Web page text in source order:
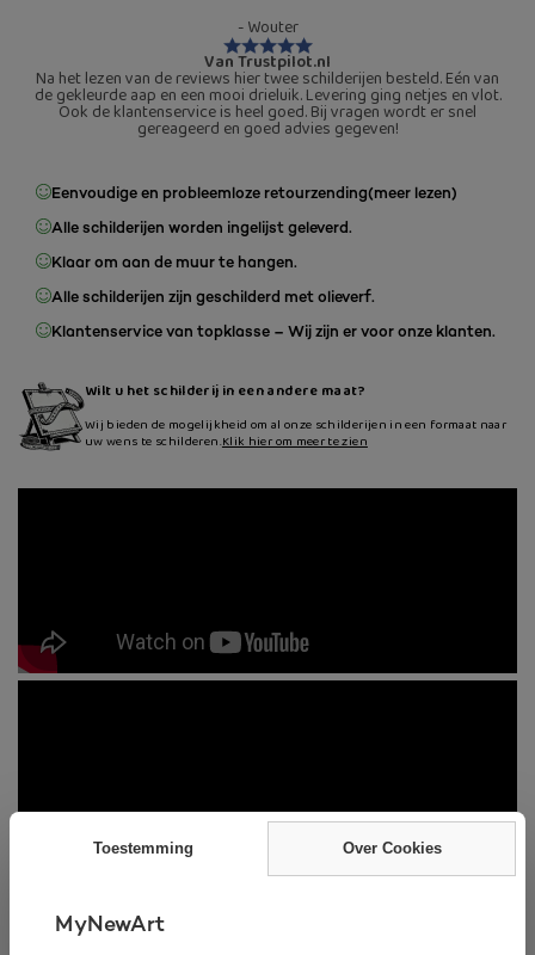
- Wouter
Van Trustpilot.nl
Na het lezen van de reviews hier twee schilderijen besteld. Eén van
de gekleurde aap en een mooi drieluik. Levering ging netjes en vlot.
Ook de klantenservice is heel goed. Bij vragen wordt er snel
gereageerd en goed advies gegeven!
Eenvoudige en probleemloze retourzending(meer lezen)
Alle schilderijen worden ingelijst geleverd.
Klaar om aan de muur te hangen.
Alle schilderijen zijn geschilderd met olieverf.
Klantenservice van topklasse – Wij zijn er voor onze klanten.
Wilt u het schilderij in een andere maat?
Wij bieden de mogelijkheid om al onze schilderijen in een formaat naar
uw wens te schilderen.Klik hier om meer te zien
Toestemming Over Cookies
MyNewArt